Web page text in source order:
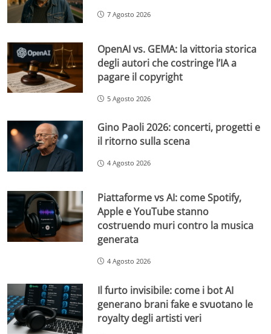
7 Agosto 2026
OpenAI vs. GEMA: la vittoria storica
degli autori che costringe l’IA a
pagare il copyright
5 Agosto 2026
Gino Paoli 2026: concerti, progetti e
il ritorno sulla scena
4 Agosto 2026
Piattaforme vs AI: come Spotify,
Apple e YouTube stanno
costruendo muri contro la musica
generata
4 Agosto 2026
Il furto invisibile: come i bot AI
generano brani fake e svuotano le
royalty degli artisti veri